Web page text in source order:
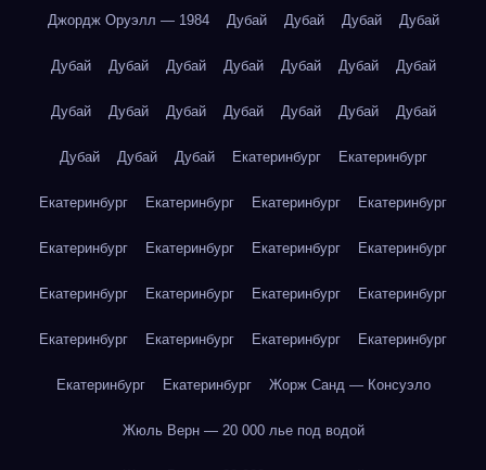
Джордж Оруэлл — 1984 Дубай Дубай Дубай Дубай
Дубай Дубай Дубай Дубай Дубай Дубай Дубай
Дубай Дубай Дубай Дубай Дубай Дубай Дубай
Дубай Дубай Дубай Екатеринбург Екатеринбург
Екатеринбург Екатеринбург Екатеринбург Екатеринбург
Екатеринбург Екатеринбург Екатеринбург Екатеринбург
Екатеринбург Екатеринбург Екатеринбург Екатеринбург
Екатеринбург Екатеринбург Екатеринбург Екатеринбург
Екатеринбург Екатеринбург Жорж Санд — Консуэло
Жюль Верн — 20 000 лье под водой